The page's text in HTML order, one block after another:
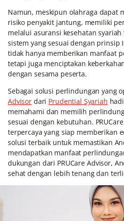
Namun, meskipun olahraga dapat
risiko penyakit jantung, memiliki
melalui asuransi kesehatan
sistem yang sesuai dengan prinsip
tidak hanya memberikan manfaat
tetapi juga menciptakan
dengan sesama peserta.
Sebagai solusi perlindungan yang
Advisor dari Prudential Syariah
memahami dan memilih
sesuai dengan kebutuhan.
terpercaya yang siap memberikan
solusi terbaik untuk memastikan
mendapatkan manfaat
dukungan dari PRUCare Advisor,
sehat dengan lebih tenang dan